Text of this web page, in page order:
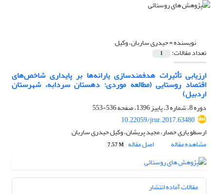
نویسنده =حیدری ساربان، وکیل
تعداد مقالات: 1
ارزیابی تأثیرات هدفمندسازی یارانه‌ها بر پایداری شاخص‌های
اقتصاد روستایی (مطالعه موردی: دهستان سردابه، شهرستان
اردبیل)
دوره 8، شماره 3، پاییز 1396، صفحه
536-553
10.22059/jrur.2017.63480
ارسطو یاری حصار، مجید پریشان، وکیل حیدری ساربان
مشاهده مقاله
اصل مقاله 7.57 M
مقالات آماده انتشار